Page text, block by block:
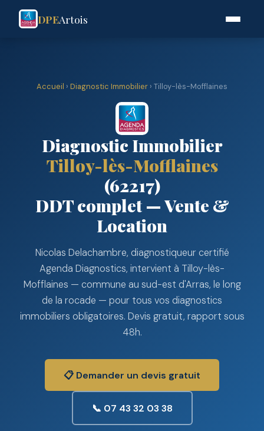
DPEArtois
Accueil › Diagnostic Immobilier › Tilloy-lès-Mofflaines
Diagnostic Immobilier
Tilloy-lès-Mofflaines
(62217)
DDT complet — Vente &
Location
Nicolas Delachambre, diagnostiqueur certifié
Agenda Diagnostics, intervient à Tilloy-lès-
Mofflaines — commune au sud-est d'Arras, le long
de la rocade — pour tous vos diagnostics
immobiliers obligatoires. Devis gratuit, rapport sous
48h.
📋 Demander un devis gratuit
📞 07 43 32 03 38